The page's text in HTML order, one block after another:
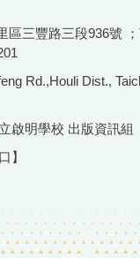
區三豐路三段936號
Rd.,Houli Dist.,
啟明學校 出版資訊組
】